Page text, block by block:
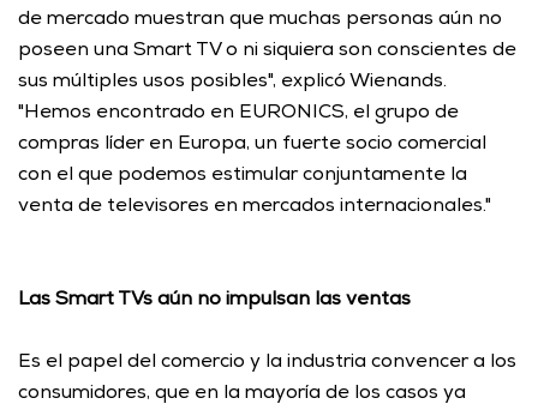
de mercado muestran que muchas personas aún no
poseen una Smart TV o ni siquiera son conscientes de
sus múltiples usos posibles", explicó Wienands.
"Hemos encontrado en EURONICS, el grupo de
compras líder en Europa, un fuerte socio comercial
con el que podemos estimular conjuntamente la
venta de televisores en mercados internacionales."
Las Smart TVs aún no impulsan las ventas
Es el papel del comercio y la industria convencer a los
consumidores, que en la mayoría de los casos ya